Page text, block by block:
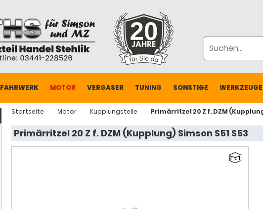
FAHRWERK MOTOR VERGASER TUNING SONSTIGE WERKZEUGE
Startseite Motor Kupplungsteile Primärritzel 20 Z f. DZM
Primärritzel 20 Z f. DZM (Kupplung) Simson S51 S53